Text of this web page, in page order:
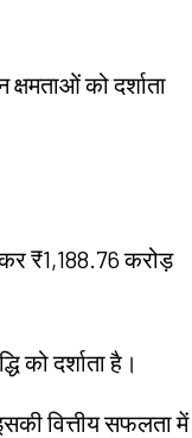
को दर्शाता
₹1,188.76 करोड़
को दर्शाता है।
वित्तीय सफलता में